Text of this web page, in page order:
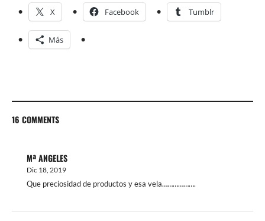
X Facebook Tumblr
Más
16 COMMENTS
Mª ANGELES
Dic 18, 2019
Que preciosidad de productos y esa vela……………….